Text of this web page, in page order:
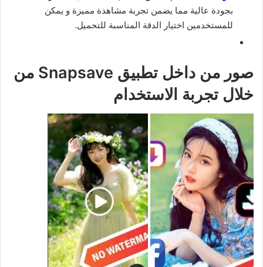
بجودة عالية مما يضمن تجربة مشاهدة مميزة و يمكن
للمستخدمين اختيار الدقة المناسبة للتحميل.
صور من داخل تطبيق Snapsave من
خلال تجربة الاستخدام